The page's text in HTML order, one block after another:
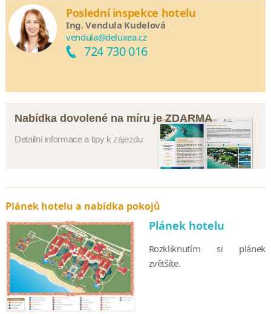
Poslední inspekce hotelu
Ing. Vendula Kudelová
vendula@deluxea.cz
724 730 016
Nabídka dovolené na míru je ZDARMA
Detailní informace a tipy k zájezdu
Plánek hotelu a nabídka pokojů
Plánek hotelu
Rozkliknutím si plánek
zvětšíte.